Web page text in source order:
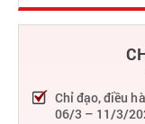
Chỉ đạo, điều
06/3 – 11/3/